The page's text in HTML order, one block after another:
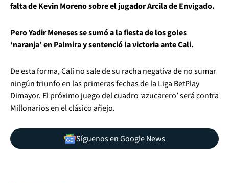
falta de Kevin Moreno sobre el jugador Arcila de Envigado.
Pero Yadir Meneses se sumó a la fiesta de los goles
‘naranja’ en Palmira y sentenció la victoria ante Cali.
De esta forma, Cali no sale de su racha negativa de no sumar
ningún triunfo en las primeras fechas de la Liga BetPlay
Dimayor. El próximo juego del cuadro ‘azucarero’ será contra
Millonarios en el clásico añejo.
Síguenos en Google News